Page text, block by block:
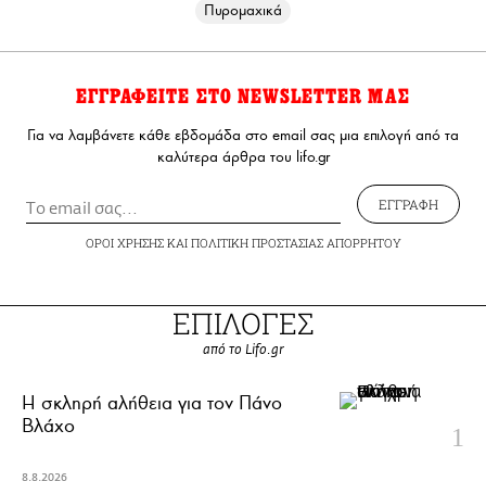
Πυρομαχικά
ΕΓΓΡΑΦΕΙΤΕ ΣΤΟ NEWSLETTER ΜΑΣ
Για να λαμβάνετε κάθε εβδομάδα στο email σας μια επιλογή από τα
καλύτερα άρθρα του lifo.gr
ΕΓΓΡΑΦΗ
ΟΡΟΙ ΧΡΗΣΗΣΚΑΙ ΠΟΛΙΤΙΚΗ ΠΡΟΣΤΑΣΙΑΣ ΑΠΟΡΡΗΤΟΥ
ΕΠΙΛΟΓΕΣ
από το Lifo.gr
H σκληρή αλήθεια για τον Πάνο
Βλάχο
8.8.2026